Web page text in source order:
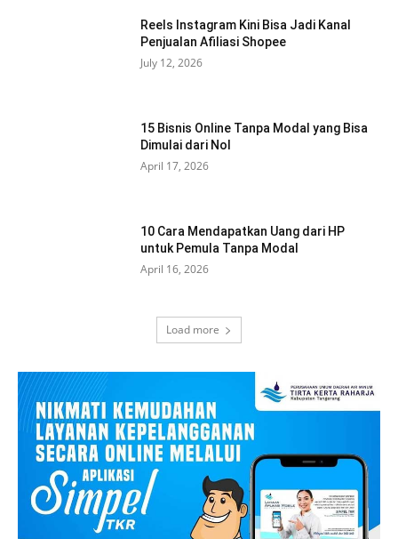
Reels Instagram Kini Bisa Jadi Kanal
Penjualan Afiliasi Shopee
July 12, 2026
15 Bisnis Online Tanpa Modal yang Bisa
Dimulai dari Nol
April 17, 2026
10 Cara Mendapatkan Uang dari HP
untuk Pemula Tanpa Modal
April 16, 2026
Load more